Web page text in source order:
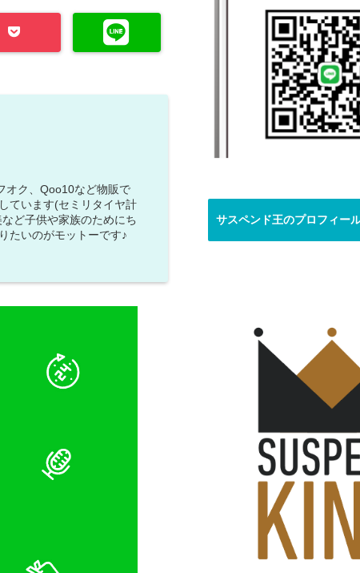
オク、Qoo10など物販で
ています(セミリタイヤ計
ど子供や家族のためにち
たいのがモットーです♪
サスペンド王のプロフィー